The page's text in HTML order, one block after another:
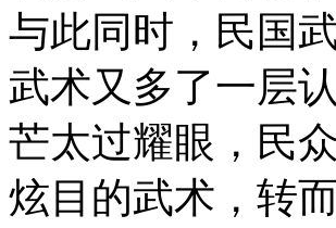
与此同时，民国
武术又多了一层
芒太过耀眼，民
炫目的武术，转